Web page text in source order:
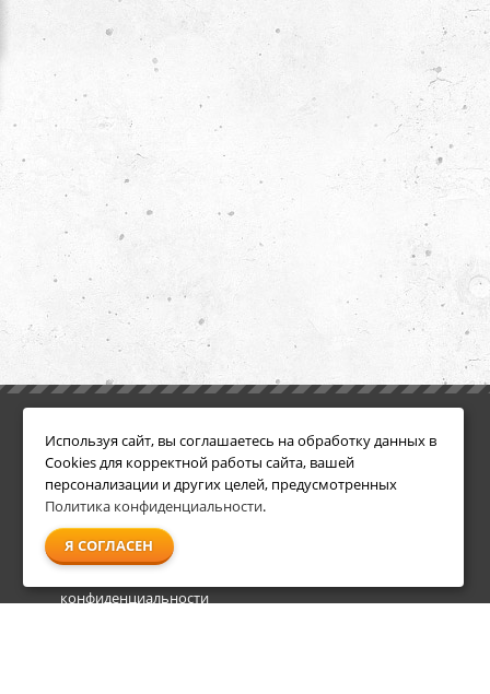
Условия возврата
О компании
Доставка
Оплата
Гарантия и сервис
конфиденциальности
Акции
Используя сайт, вы соглашаетесь на обработку данных в
Cookies для корректной работы сайта, вашей
персонализации и других целей, предусмотренных
Политика конфиденциальности.
Я СОГЛАСЕН